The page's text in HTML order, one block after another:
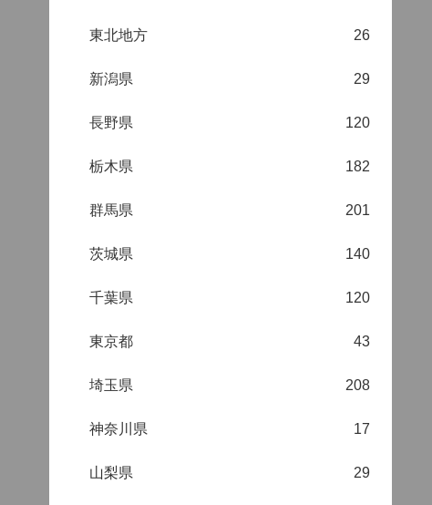
東北地方 26
新潟県 29
長野県 120
栃木県 182
群馬県 201
茨城県 140
千葉県 120
東京都 43
埼玉県 208
神奈川県 17
山梨県 29